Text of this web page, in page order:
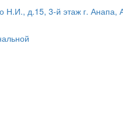
Н.И., д.15, 3-й этаж г. Анапа,